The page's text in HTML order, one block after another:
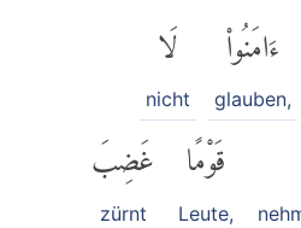
ءَامَنُوا۟
glauben,
لَا
nicht
قَوْمًا
Leute,
غَضِبَ
zürnt